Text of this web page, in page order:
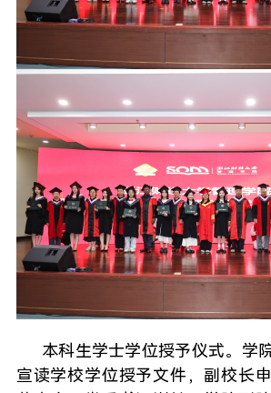
本科生学士学位授予仪式。学
宣读学校学位授予文件，副校长